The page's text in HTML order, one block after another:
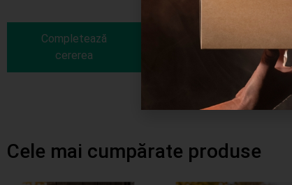
Completează
cererea
Cele mai cumpărate produse